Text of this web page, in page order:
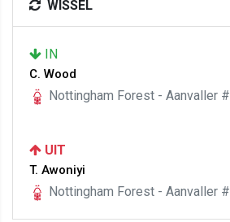
WISSEL
IN
C. Wood
Nottingham Forest - Aanvaller #
UIT
T. Awoniyi
Nottingham Forest - Aanvaller #